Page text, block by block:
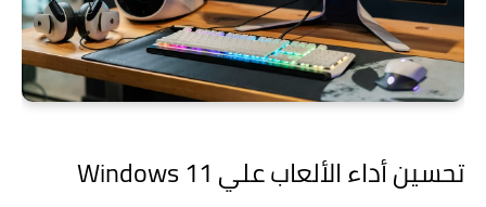
تحسين أداء الألعاب علي Windows 11